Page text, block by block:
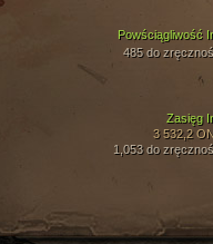
Powściągliwość
485 do
Zasięg
3 532,2
1,053 do